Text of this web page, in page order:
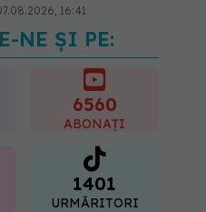
16:41
Ce spune culoarea ta
preferată despre vârsta
pe care o ai. Care este
"codul cromatic" al
NE ȘI PE:
6560
ABONAȚI
1401
URMĂRITORI